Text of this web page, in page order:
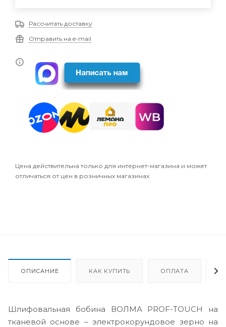
Рассчитать доставку
Отправить на e-mail
Цена действительна только для интернет-магазина и может
отличаться от цен в розничных магазинах
ОПИСАНИЕ КАК КУПИТЬ ОПЛАТА
Шлифовальная бобина ВОЛМА PROF-TOUCH на
тканевой основе – электрокорундовое зерно на